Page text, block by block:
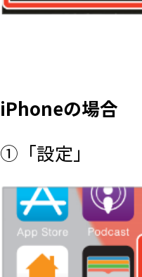
iPhoneの場合
①「設定」